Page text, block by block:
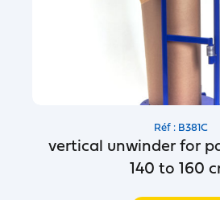
Réf : B381C
vertical unwinder for
140 to 160